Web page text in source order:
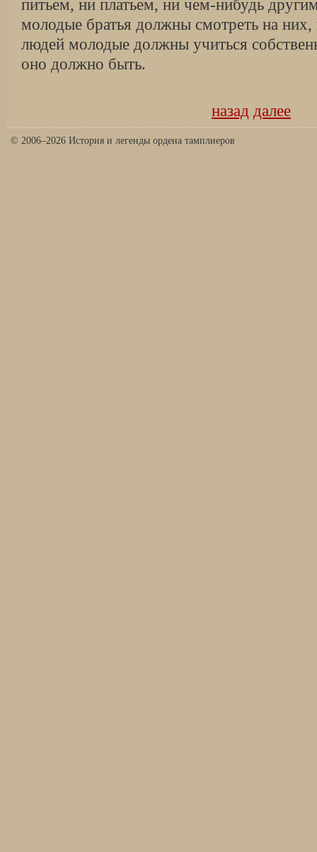
питьем, ни платьем, ни чем-нибудь
молодые братья должны смотреть на них,
людей молодые должны учиться
оно должно быть.
назад далее
© 2006–2026 История и легенды ордена тамплиеров